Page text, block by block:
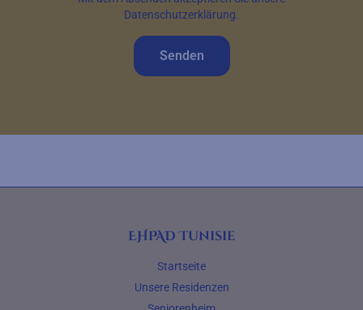
Datenschutzerklärung.
Senden
EHPAD Tunisie
Startseite
Unsere Residenzen